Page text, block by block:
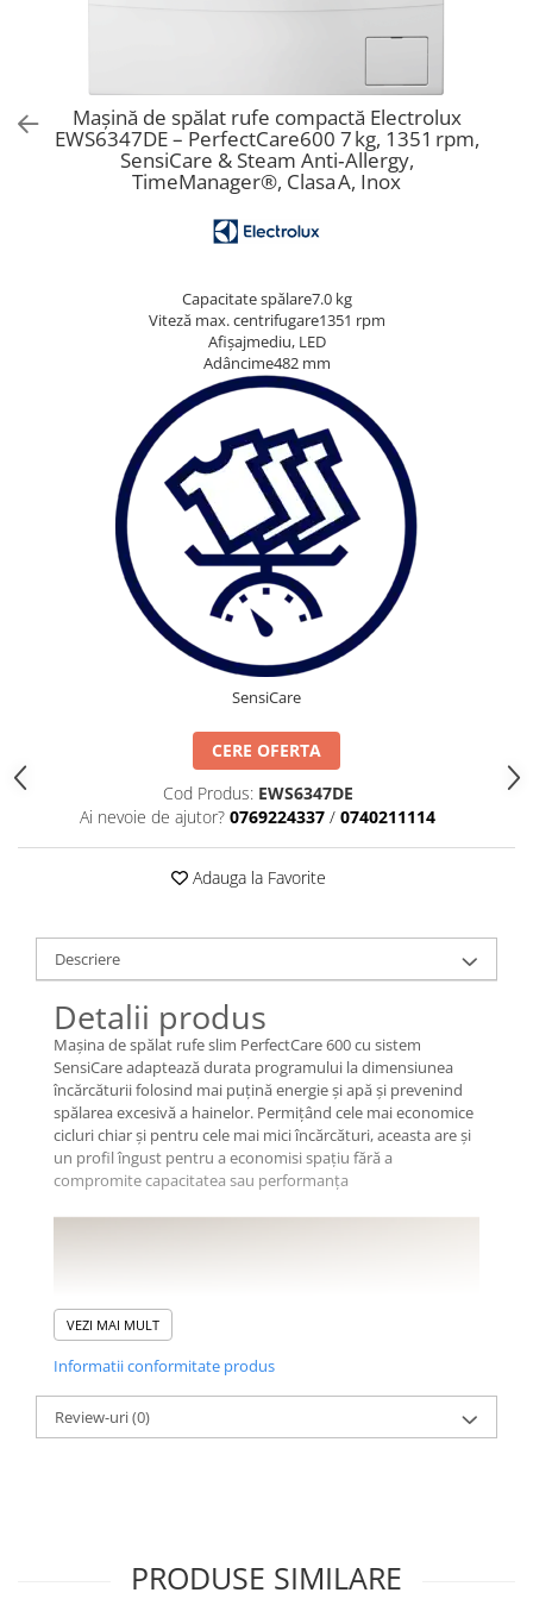
Ingrijirea rufelor si a vaselor
Masini de spalat vase
Masini de spalat rufe
Mașină de spălat rufe compactă Electrolux
EWS6347DE – PerfectCare600 7 kg, 1351 rpm,
SensiCare & Steam Anti‑Allergy,
TimeManager®, Clasa A, Inox
Capacitate spălare7.0 kg
Viteză max. centrifugare1351 rpm
Afișajmediu, LED
Adâncime482 mm
SensiCare
CERE OFERTA
Cod Produs: EWS6347DE
Ai nevoie de ajutor? 0769224337 / 0740211114
Adauga la Favorite
Descriere
Detalii produs
Mașina de spălat rufe slim PerfectCare 600 cu sistem
SensiCare adaptează durata programului la dimensiunea
încărcăturii folosind mai puţină energie și apă și prevenind
spălarea excesivă a hainelor. Permiţând cele mai economice
cicluri chiar și pentru cele mai mici încărcături, aceasta are și
un profil îngust pentru a economisi spaţiu fără a
compromite capacitatea sau performanţa
VEZI MAI MULT
Informatii conformitate produs
Review-uri(0)
PRODUSE SIMILARE